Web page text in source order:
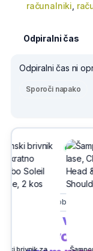
računalniki
Odpiralni čas
Odpiralni čas ni
Sporoči napako
Sivix
Ljubno ob Savinji
Cene vseh
trgovcev
Damski brivnik za enkratno uporabo Soleil escape, 2 kos